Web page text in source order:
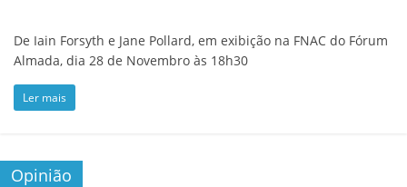
De Iain Forsyth e Jane Pollard, em exibição na FNAC do Fórum
Almada, dia 28 de Novembro às 18h30
Ler mais
Opinião